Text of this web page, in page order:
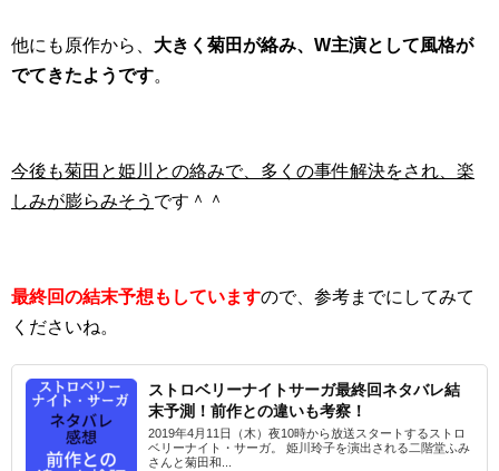
他にも原作から、 大きく菊田が絡み、W主演として風格が
でてきたようです。
今後も菊田と姫川との絡みで、多くの事件解決をされ、楽
しみが膨らみそう です＾＾
最終回の結末予想もしていますので、参考までにしてみて
くださいね。
ストロベリーナイトサーガ最終回ネタバレ結
末予測！前作との違いも考察！
2019年4月11日（木）夜10時から放送スタートするストロ
ベリーナイト・サーガ。 姫川玲子を演出される二階堂ふみ
さんと菊田和...